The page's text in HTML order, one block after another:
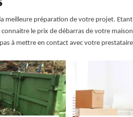
meilleure préparation de votre projet.
le prix de débarras de votre
à mettre en contact avec votre